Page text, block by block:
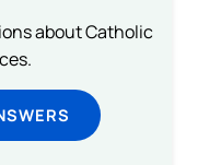
about Catholic